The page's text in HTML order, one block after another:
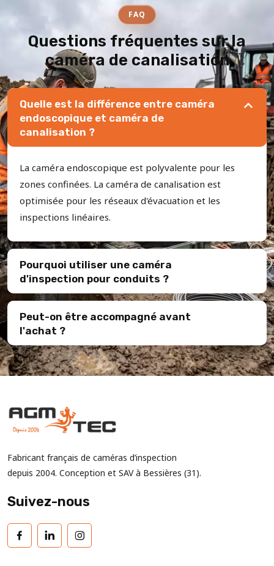
FAQ
Questions fréquentes sur la
caméra de canalisation
Quelle est la différence entre caméra
endoscopique et caméra de
canalisation ?
La caméra endoscopique est polyvalente pour les
zones confinées. La caméra de canalisation est
optimisée pour les réseaux d'évacuation et les
inspections linéaires.
Pourquoi utiliser une caméra
d'inspection pour conduits ?
Peut-on être accompagné avant
l'achat ?
Fabricant français de caméras d’inspection
depuis 2004. Conception et SAV à Bessières (31).
Suivez-nous
FacebookLinkedIn